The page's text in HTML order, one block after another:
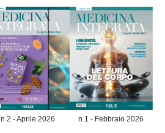
n.2 - Aprile 2026 n.1 - Febbraio 2026